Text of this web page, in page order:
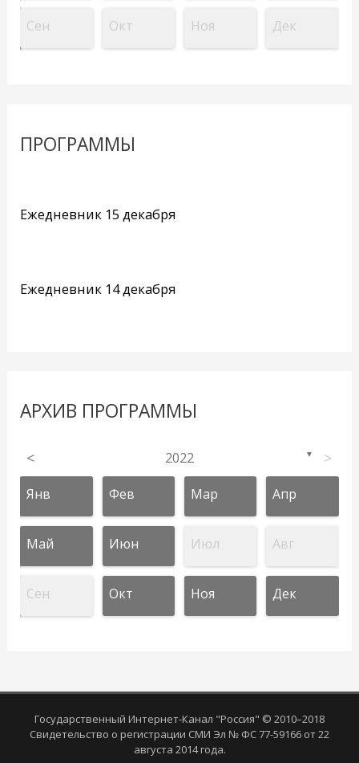
Сен Окт Ноя Дек
ПРОГРАММЫ
Ежедневник 15 декабря
Ежедневник 14 декабря
АРХИВ ПРОГРАММЫ
< 2022 ▼ >
Янв Фев Мар Апр
Май Июн Июл Авг
Сен Окт Ноя Дек
Государственный Интернет-Канал "Россия" © 2010–2018
Свидетельство о регистрации СМИ Эл № ФС 77-59166 от 22
августа 2014 года.